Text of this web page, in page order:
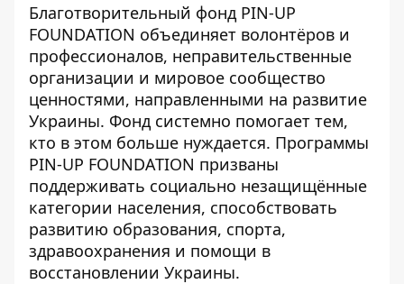
Благотворительный фонд PIN-UP
FOUNDATION объединяет волонтёров и
профессионалов, неправительственные
организации и мировое сообщество
ценностями, направленными на развитие
Украины. Фонд системно помогает тем,
кто в этом больше нуждается. Программы
PIN-UP FOUNDATION призваны
поддерживать социально незащищённые
категории населения, способствовать
развитию образования, спорта,
здравоохранения и помощи в
восстановлении Украины.